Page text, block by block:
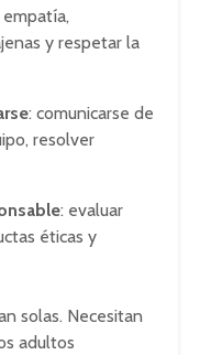
y respetar la
: comunicarse de
resolver
: evaluar
éticas y
solas. Necesitan
adultos